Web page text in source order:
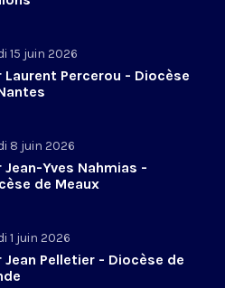
15 juin 2026
Laurent Percerou - Diocèse
8 juin 2026
Jean-Yves Nahmias -
de Meaux
1 juin 2026
Jean Pelletier - Diocèse de